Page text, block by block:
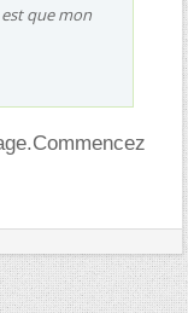
que mon